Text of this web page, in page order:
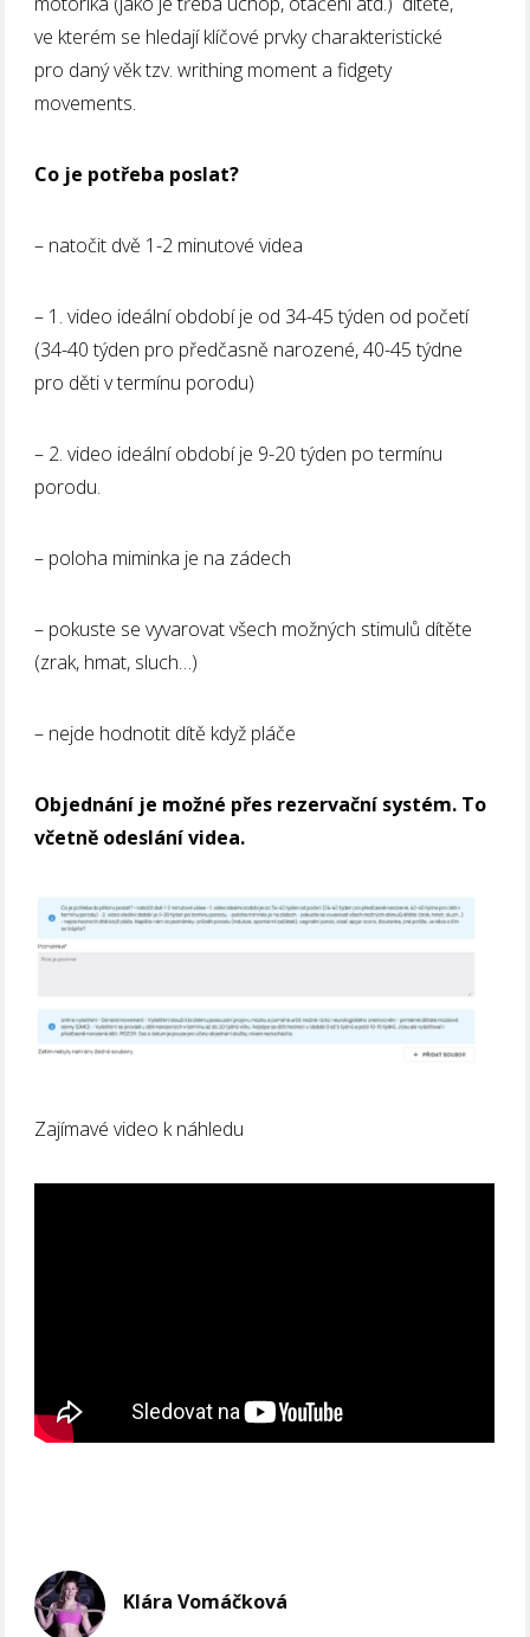
ve kterém se hledají klíčové prvky charakteristické
pro daný věk tzv. writhing moment a fidgety
movements.
Co je potřeba poslat?
– natočit dvě 1-2 minutové videa
– 1. video ideální období je od 34-45 týden od početí
(34-40 týden pro předčasně narozené, 40-45 týdne
pro děti v termínu porodu)
– 2. video ideální období je 9-20 týden po termínu
porodu.
– poloha miminka je na zádech
– pokuste se vyvarovat všech možných stimulů dítěte
(zrak, hmat, sluch…)
– nejde hodnotit dítě když pláče
Objednání je možné přes rezervační systém. To
včetně odeslání videa.
Zajímavé video k náhledu
Klára Vomáčková